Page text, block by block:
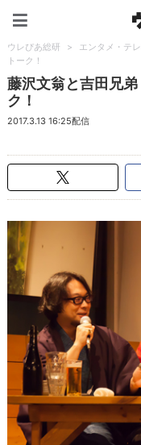
ウレぴあ総研 > エンタメ・テ
トーク！
藤沢文翁と吉田兄
ク！
2017.3.13 16:25配信